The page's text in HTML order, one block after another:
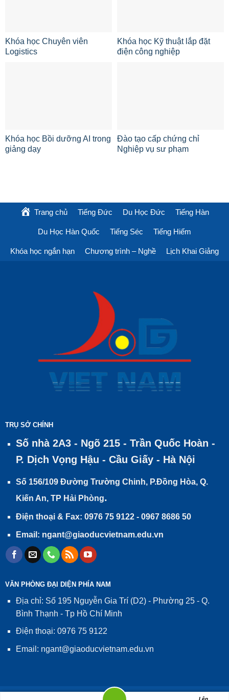
Khóa học Chuyên viên
Logistics
Khóa học Kỹ thuật lắp đặt
điện công nghiệp
Khóa học Bồi dưỡng AI trong
giảng dạy
Đào tạo cấp chứng chỉ
Nghiệp vụ sư phạm
Trang chủ Tiếng Đức Du Học Đức Tiếng Hàn
Du Học Hàn Quốc Tiếng Séc Tiếng Hiếm
Khóa học ngắn hạn Chương trình – Nghề Lịch Khai Giảng
TRỤ SỞ CHÍNH
Số nhà 2A3 - Ngõ 215 - Trần Quốc Hoàn -
P. Dịch Vọng Hậu - Cầu Giấy - Hà Nội
Số 156/109 Đường Trường Chinh, P.Đồng Hòa, Q.
Kiến An, TP Hải Phòng.
Điện thoại & Fax: 0976 75 9122 - 0967 8686 50
Email: ngant@giaoducvietnam.edu.vn
VĂN PHÒNG ĐẠI DIỆN PHÍA NAM
Địa chỉ: Số 195 Nguyễn Gia Trí (D2) - Phường 25 - Q.
Bình Thạnh - Tp Hồ Chí Minh
Điện thoại: 0976 75 9122
Email: ngant@giaoducvietnam.edu.vn
Giấy phép số 02/GP-TTĐT, ngày 24/01/2014 của Cục Phát thanh,
Lên